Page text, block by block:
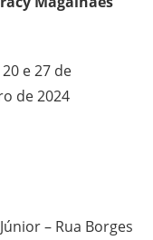
e 27 de
de 2024
– Rua Borges